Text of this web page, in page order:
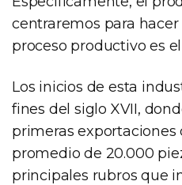
centraremos para hacer
proceso productivo es
Los inicios de esta
fines del siglo XVII,
primeras exportaciones
promedio de 20.000
principales rubros que